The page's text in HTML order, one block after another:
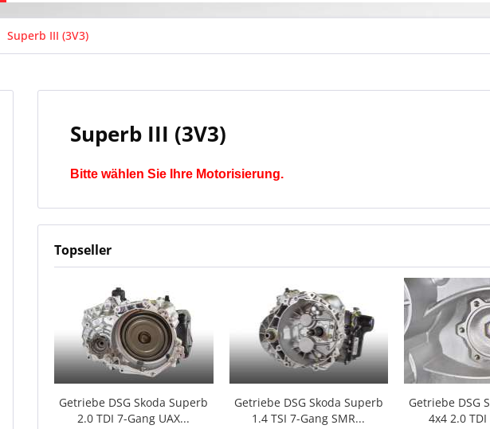
Superb III (3V3)
Superb III (3V3)
Bitte wählen Sie Ihre Motorisierung.
Topseller
Getriebe DSG Skoda Superb
2.0 TDI 7-Gang UAX...
Getriebe DSG Skoda Superb
1.4 TSI 7-Gang SMR...
Getriebe DSG
4x4 2.0